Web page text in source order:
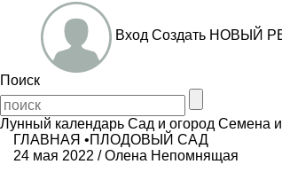
Вход Создать НОВЫЙ
Поиск
Лунный календарь Сад и огород Семена
ГЛАВНАЯ •ПЛОДОВЫЙ САД
24 мая 2022 /Олена Непомнящая